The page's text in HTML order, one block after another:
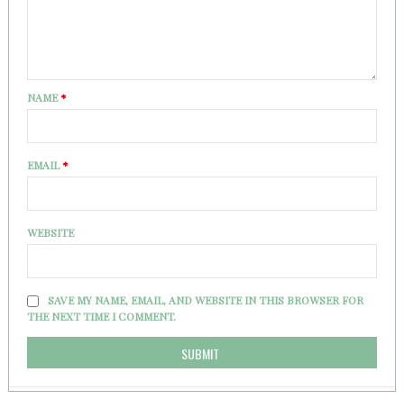
NAME*
EMAIL*
WEBSITE
SAVE MY NAME, EMAIL, AND WEBSITE IN THIS BROWSER FOR
THE NEXT TIME I COMMENT.